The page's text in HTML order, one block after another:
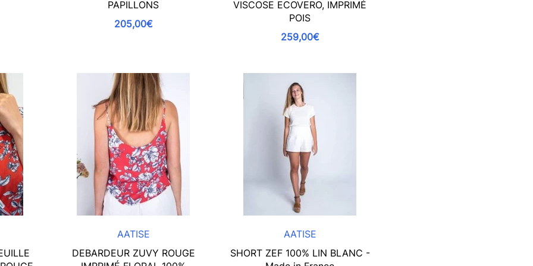
PAPILLONS
205,00€
VISCOSE ECOVERO, IMPRIMÉ
POIS
259,00€
AATISE
DEBARDEUR ZUVY ROUGE
AATISE
SHORT ZEF 100% LIN BLANC -